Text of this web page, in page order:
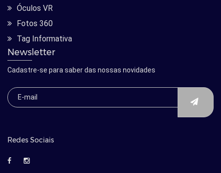
Óculos VR
Fotos 360
Tag Informativa
Newsletter
Cadastre-se para saber das nossas novidades
Redes Sociais